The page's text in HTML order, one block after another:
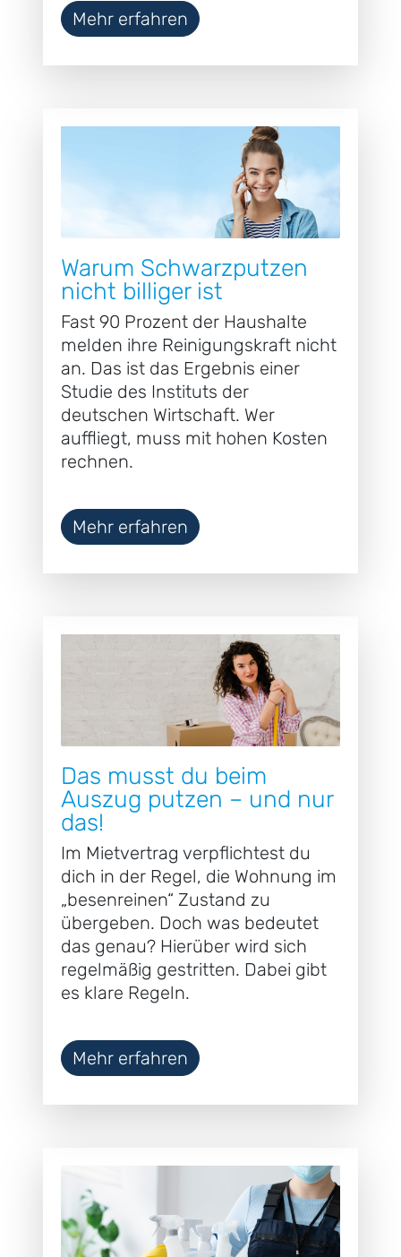
Mehr erfahren
Warum Schwarzputzen
nicht billiger ist
Fast 90 Prozent der Haushalte
melden ihre Reinigungskraft nicht
an. Das ist das Ergebnis einer
Studie des Instituts der
deutschen Wirtschaft. Wer
auffliegt, muss mit hohen Kosten
rechnen.
Mehr erfahren
Das musst du beim
Auszug putzen – und nur
das!
Im Mietvertrag verpflichtest du
dich in der Regel, die Wohnung im
„besenreinen“ Zustand zu
übergeben. Doch was bedeutet
das genau? Hierüber wird sich
regelmäßig gestritten. Dabei gibt
es klare Regeln.
Mehr erfahren